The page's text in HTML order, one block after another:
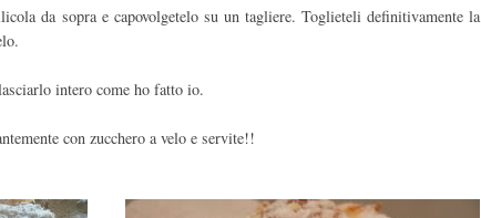
da sopra e capovolgetelo su un tagliere. Toglieteli definitivamente la
intero come ho fatto io.
con zucchero a velo e servite!!